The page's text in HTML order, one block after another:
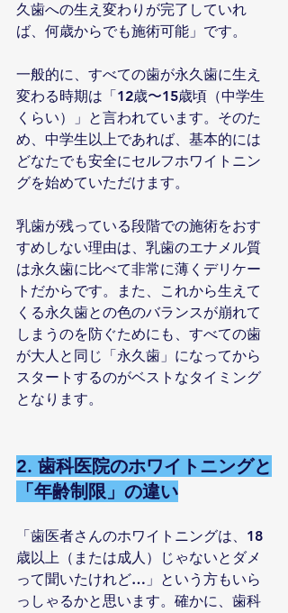
久歯への生え変わりが完了していれ
ば、何歳からでも施術可能」です。
一般的に、すべての歯が永久歯に生え
変わる時期は「12歳〜15歳頃（中学生
くらい）」と言われています。そのた
め、中学生以上であれば、基本的には
どなたでも安全にセルフホワイトニン
グを始めていただけます。
乳歯が残っている段階での施術をおす
すめしない理由は、乳歯のエナメル質
は永久歯に比べて非常に薄くデリケー
トだからです。また、これから生えて
くる永久歯との色のバランスが崩れて
しまうのを防ぐためにも、すべての歯
が大人と同じ「永久歯」になってから
スタートするのがベストなタイミング
となります。
2. 歯科医院のホワイトニングと
「年齢制限」の違い
「歯医者さんのホワイトニングは、18
歳以上（または成人）じゃないとダメ
って聞いたけれど…」という方もいら
っしゃるかと思います。確かに、歯科